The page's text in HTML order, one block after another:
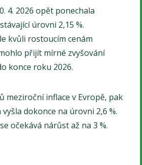
4. 2026 opět ponechala
úrovni 2,15 %.
kvůli rostoucím cenám
přijít mírné zvyšování
konce roku 2026.
meziroční inflace v Evropě, pak
dokonce na úrovni 2,6 %.
očekává nárůst až na 3 %.